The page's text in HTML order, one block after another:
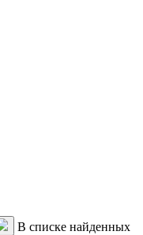
В списке найденных